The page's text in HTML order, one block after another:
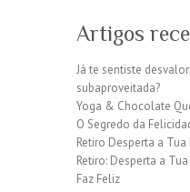
Artigos
Já te sentiste
subaproveitada?
Yoga & Chocolate
O Segredo da
Retiro Desperta a
Retiro: Desperta a
Faz Feliz